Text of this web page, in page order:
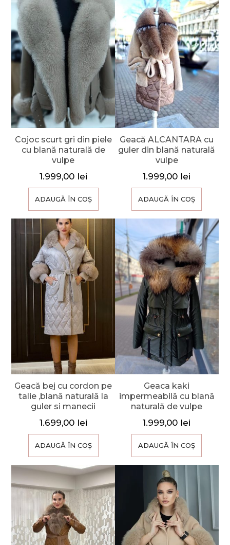
Cojoc scurt gri din piele
cu blană naturală de
vulpe
1.999,00 lei
ADAUGĂ ÎN COȘ
Geacă ALCANTARA cu
guler din blană naturală
vulpe
1.999,00 lei
ADAUGĂ ÎN COȘ
Geacă bej cu cordon pe
talie ,blană naturală la
guler si manecii
1.699,00 lei
ADAUGĂ ÎN COȘ
Geaca kaki
impermeabilă cu blană
naturală de vulpe
1.999,00 lei
ADAUGĂ ÎN COȘ